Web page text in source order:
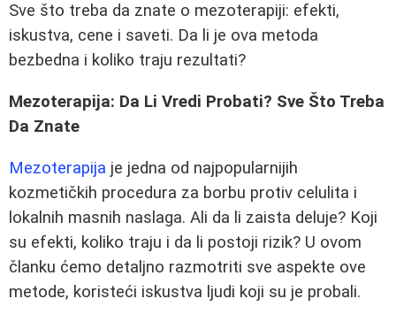
Sve što treba da znate o mezoterapiji: efekti,
iskustva, cene i saveti. Da li je ova metoda
bezbedna i koliko traju rezultati?
Mezoterapija: Da Li Vredi Probati? Sve Što Treba
Da Znate
Mezoterapija je jedna od najpopularnijih
kozmetičkih procedura za borbu protiv celulita i
lokalnih masnih naslaga. Ali da li zaista deluje? Koji
su efekti, koliko traju i da li postoji rizik? U ovom
članku ćemo detaljno razmotriti sve aspekte ove
metode, koristeći iskustva ljudi koji su je probali.